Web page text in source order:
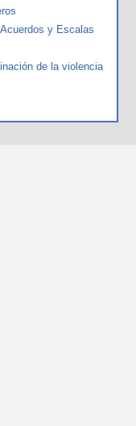
y Escalas
de la violencia